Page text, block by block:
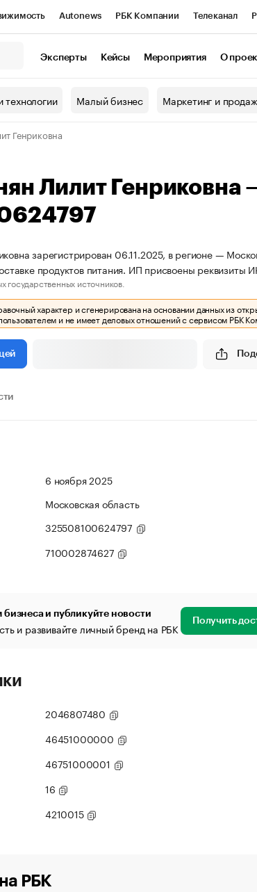
Autonews РБК Компании Телеканал
Эксперты Кейсы Мероприятия О
технологии Малый бизнес Маркетинг и
Генриковна
Лилит
зарегистрирован 06.11.2025, в регионе —
продуктов питания. ИП присвоены
государственных источников.
характер и сгенерирована на основании данных из
и не имеет деловых отношений с сервисом РБК
6 ноября 2025
Московская область
325508100624797
710002874627
и публикуйте новости
и развивайте личный бренд на РБК Получить
2046807480
46451000000
46751000001
16
4210015
РБК